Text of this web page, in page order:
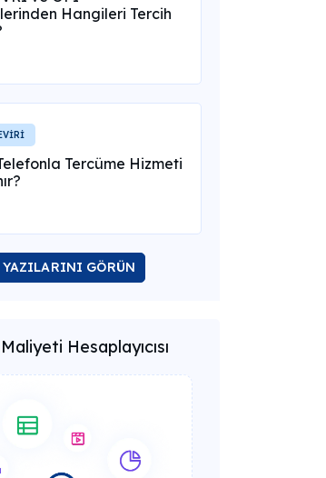
Hangileri Tercih
Tercüme Hizmeti
YAZILARINI GÖRÜN
Hesaplayıcısı